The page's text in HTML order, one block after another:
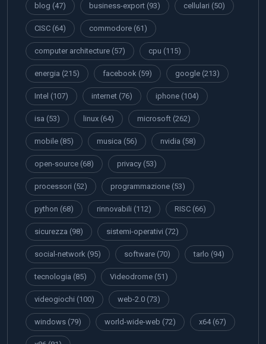
blog (47) business-export (93) cellulari (50)
CISC (64) commodore (61)
computer architecture (57) cpu (115)
energia (215) facebook (59) google (213)
Intel (107) internet (76) iphone (104)
isa (53) linux (64) microsoft (262)
mobile (85) musica (56) nvidia (58)
open-source (68) privacy (53)
processori (52) programmazione (53)
python (68) rinnovabili (112) RISC (66)
sicurezza (98) sistemi-operativi (72)
social-network (95) software (70) tarlo (94)
tecnologia (85) Videodrome (51)
videogiochi (100) web-2.0 (73)
windows (79) world-wide-web (72) x64(67)